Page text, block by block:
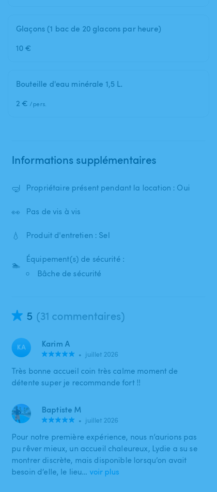
Glaçons (1 bac de 20 glacons par heure)
10 €
Bouteille d'eau minérale 1,5 L.
2 € /pers.
Informations supplémentaires
🤿 Propriétaire présent pendant la location : Oui
👀 Pas de vis à vis
💧 Produit d'entretien : Sel
🏊
Équipement(s) de sécurité :
Bâche de sécurité
5 (31 commentaires)
KA Karim A
• juillet 2026
Très bonne accueil coin très calme moment de
détente super je recommande fort !!
Baptiste M
• juillet 2026
Pour notre première expérience, nous n’aurions pas
pu rêver mieux, un accueil chaleureux, Lydie a su se
montrer discrète, mais disponible lorsqu’on avait
besoin d’elle, le lieu… voir plus